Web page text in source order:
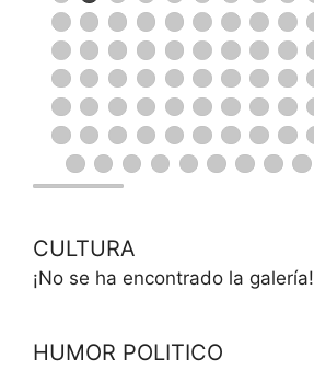
CULTURA
¡No se ha encontrado la galería!
HUMOR POLITICO